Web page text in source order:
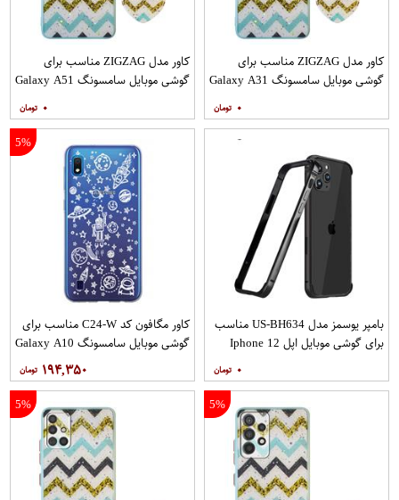
کاور مدل ZIGZAG مناسب برای
گوشی موبایل سامسونگ Galaxy A31
۰
کاور مدل ZIGZAG مناسب برای
گوشی موبایل سامسونگ Galaxy A51
۰
بامپر یوسمز مدل US-BH634 مناسب
برای گوشی موبایل اپل Iphone 12
۰
5%
کاور مگافون کد C24-W مناسب برای
گوشی موبایل سامسونگ Galaxy A10
۱۹۴,۳۵۰
5%
5%